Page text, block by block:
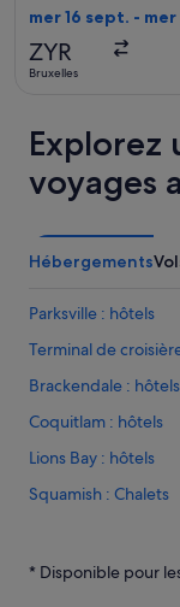
mer 16 sept. -
ZYR
Bruxelles
Explorez
voyages
Hébergements
Parksville : hôtels
Terminal de
Brackendale : hôtels
Coquitlam : hôtels
Lions Bay : hôtels
Squamish : Chalets
Squamish : Cabanes
* Disponible pour